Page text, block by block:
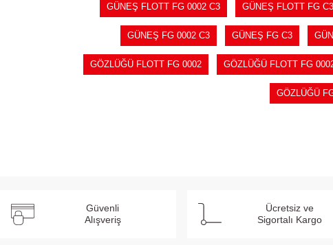
GÜNEŞ FLOTT FG 0002 C3 GÜNEŞ FLOTT FG C3
GÜNEŞ FG 0002 C3 GÜNEŞ FG C3
GÖZLÜĞÜ FLOTT FG 0002 GÖZLÜĞÜ FLOTT FG
GÖZLÜĞÜ
Güvenli
Alışveriş
Ücretsiz ve
Sigortalı Kargo